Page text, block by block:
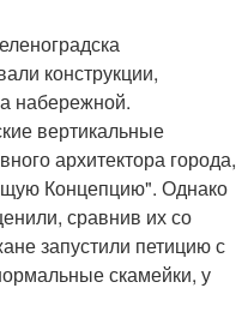
конструкции,
набережной.
вертикальные
архитектора города,
Концепцию". Однако
сравнив их со
запустили петицию с
скамейки, у